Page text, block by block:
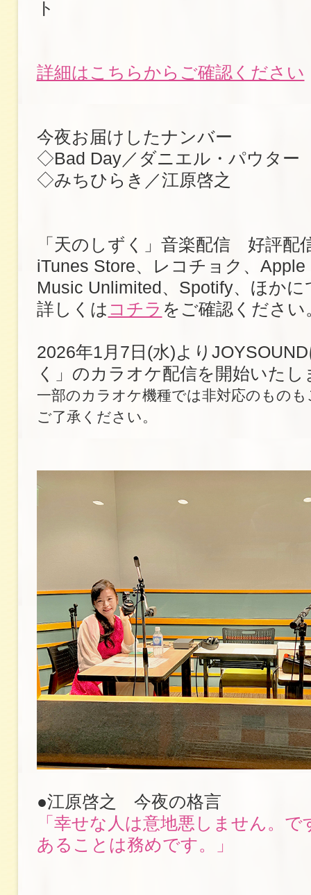
ト
詳細はこちらからご確認ください
今夜お届けしたナンバー
◇Bad Day／ダニエル・パウター
◇みちひらき／江原啓之
「天のしずく」音楽配信 好評配
iTunes Store、レコチョク、
Music Unlimited、Spotify、ほかに
詳しくは コチラ をご確認ください
2026年1月7日(水)より
く」のカラオケ配信を開始いたし
一部のカラオケ機種では非対応のもの
ご了承ください。
●江原啓之 今夜の格言
「幸せな人は意地悪しません。
あることは務めです。」